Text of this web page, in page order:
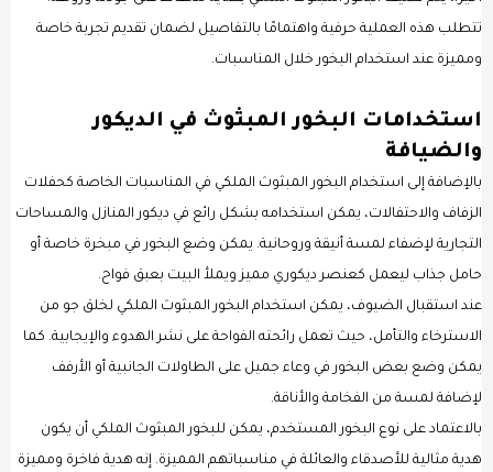
تتطلب هذه العملية حرفية واهتمامًا بالتفاصيل لضمان تقديم تجربة خاصة
ومميزة عند استخدام البخور خلال المناسبات.
استخدامات البخور المبثوث في الديكور
والضيافة
بالإضافة إلى استخدام البخور المبثوث الملكي في المناسبات الخاصة كحفلات
الزفاف والاحتفالات، يمكن استخدامه بشكل رائع في ديكور المنازل والمساحات
التجارية لإضفاء لمسة أنيقة وروحانية. يمكن وضع البخور في مبخرة خاصة أو
حامل جذاب ليعمل كعنصر ديكوري مميز ويملأ البيت بعبق فواح.
عند استقبال الضيوف، يمكن استخدام البخور المبثوث الملكي لخلق جو من
الاسترخاء والتأمل، حيث تعمل رائحته الفواحة على نشر الهدوء والإيجابية. كما
يمكن وضع بعض البخور في وعاء جميل على الطاولات الجانبية أو الأرفف
لإضافة لمسة من الفخامة والأناقة.
بالاعتماد على نوع البخور المستخدم، يمكن للبخور المبثوث الملكي أن يكون
هدية مثالية للأصدقاء والعائلة في مناسباتهم المميزة. إنه هدية فاخرة ومميزة